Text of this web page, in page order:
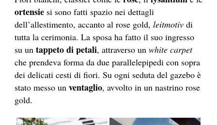
ortensie si sono fatti spazio nei dettagli
dell’allestimento, accanto al rose gold, leitmotiv di
tutta la cerimonia. La sposa ha fatto il suo ingresso
su un tappeto di petali, attraverso un white carpet
che prendeva forma da due parallelepipedi con sopra
dei delicati cesti di fiori. Su ogni seduta del gazebo è
stato messo un ventaglio, avvolto in un nastrino rose
gold.